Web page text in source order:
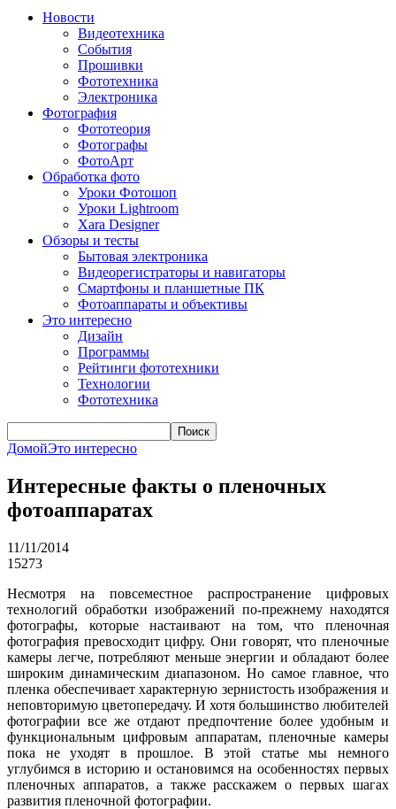
Новости
Видеотехника
События
Прошивки
Фототехника
Электроника
Фотография
Фототеория
Фотографы
ФотоАрт
Обработка фото
Уроки Фотошоп
Уроки Lightroom
Xara Designer
Обзоры и тесты
Бытовая электроника
Видеорегистраторы и навигаторы
Смартфоны и планшетные ПК
Фотоаппараты и объективы
Это интересно
Дизайн
Программы
Рейтинги фототехники
Технологии
Фототехника
Поиск
ДомойЭто интересно
Интересные факты о пленочных
фотоаппаратах
11/11/2014
15273
Несмотря на повсеместное распространение цифровых
технологий обработки изображений по-прежнему находятся
фотографы, которые настаивают на том, что пленочная
фотография превосходит цифру. Они говорят, что пленочные
камеры легче, потребляют меньше энергии и обладают более
широким динамическим диапазоном. Но самое главное, что
пленка обеспечивает характерную зернистость изображения и
неповторимую цветопередачу. И хотя большинство любителей
фотографии все же отдают предпочтение более удобным и
функциональным цифровым аппаратам, пленочные камеры
пока не уходят в прошлое. В этой статье мы немного
углубимся в историю и остановимся на особенностях первых
пленочных аппаратов, а также расскажем о первых шагах
развития пленочной фотографии.